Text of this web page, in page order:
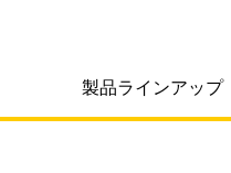
製品ラインアップ